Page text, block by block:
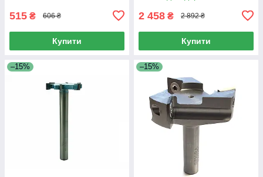
515 ₴ 606 ₴
Купити
2 458 ₴ 2 892 ₴
Купити
–15% –15%